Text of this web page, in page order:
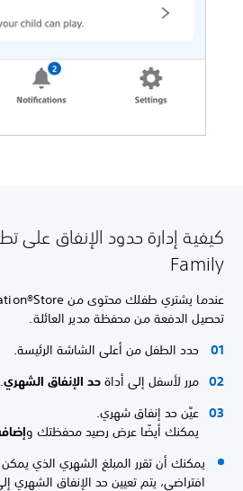
Family
تحصيل الدفعة من محفظة مدير العائلة.
حدد الطفل من أعلى الشاشة الرئيسة.
مرر لأسفل إلى أداةحد الإنفاق الشهري.
عيِّن حد إنفاق شهري.
يمكنك أيضًا عرض رصيد محفظتك و إضافة
يمكنك أن تقرر المبلغ الشهري الذي